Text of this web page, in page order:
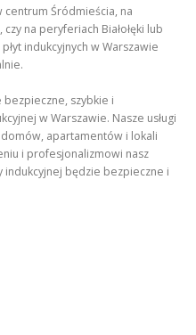
centrum Śródmieścia, na
na peryferiach Białołęki lub
indukcyjnych w Warszawie
bezpieczne, szybkie i
w Warszawie. Nasze usługi
apartamentów i lokali
i profesjonalizmowi nasz
indukcyjnej będzie bezpieczne i